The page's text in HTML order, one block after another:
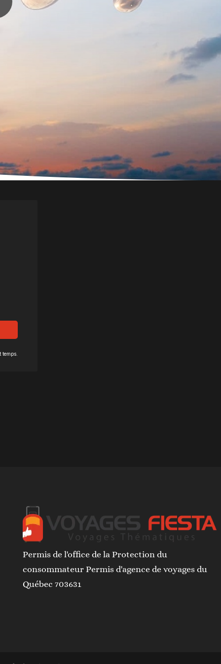
Permis de l'office de la Protection du
consommateur Permis d'agence de voyages du
Québec 703631